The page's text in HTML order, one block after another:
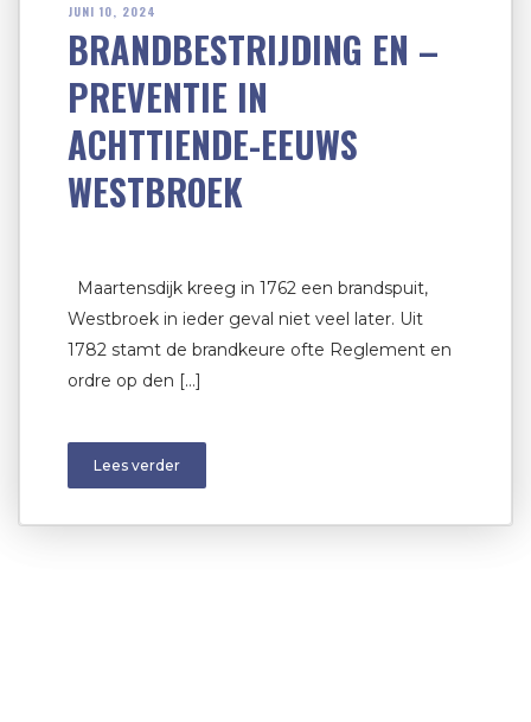
JUNI 10, 2024
BRANDBESTRIJDING EN –
PREVENTIE IN
ACHTTIENDE-EEUWS
WESTBROEK
Maartensdijk kreeg in 1762 een brandspuit,
Westbroek in ieder geval niet veel later. Uit
1782 stamt de brandkeure ofte Reglement en
ordre op den […]
Lees verder